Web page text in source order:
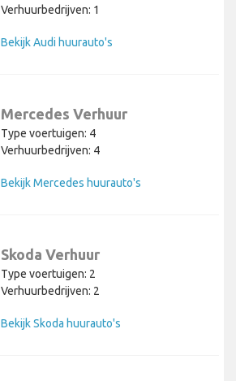
Verhuurbedrijven: 1
Bekijk Audi huurauto's
Mercedes Verhuur
Type voertuigen: 4
Verhuurbedrijven: 4
Bekijk Mercedes huurauto's
Skoda Verhuur
Type voertuigen: 2
Verhuurbedrijven: 2
Bekijk Skoda huurauto's